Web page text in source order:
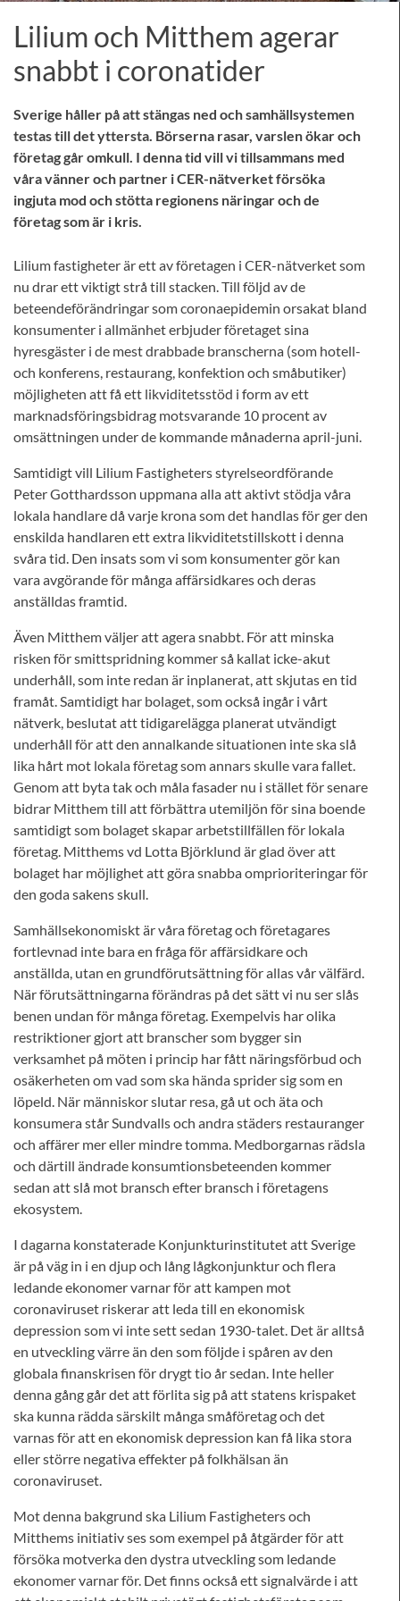
Lilium och Mitthem agerar
snabbt i coronatider
Sverige håller på att stängas ned och samhällsystemen
testas till det yttersta. Börserna rasar, varslen ökar och
företag går omkull. I denna tid vill vi tillsammans med
våra vänner och partner i CER-nätverket försöka
ingjuta mod och stötta regionens näringar och de
företag som är i kris.
Lilium fastigheter är ett av företagen i CER-nätverket som
nu drar ett viktigt strå till stacken. Till följd av de
beteendeförändringar som coronaepidemin orsakat bland
konsumenter i allmänhet erbjuder företaget sina
hyresgäster i de mest drabbade branscherna (som hotell-
och konferens, restaurang, konfektion och småbutiker)
möjligheten att få ett likviditetsstöd i form av ett
marknadsföringsbidrag motsvarande 10 procent av
omsättningen under de kommande månaderna april-juni.
Samtidigt vill Lilium Fastigheters styrelseordförande
Peter Gotthardsson uppmana alla att aktivt stödja våra
lokala handlare då varje krona som det handlas för ger den
enskilda handlaren ett extra likviditetstillskott i denna
svåra tid. Den insats som vi som konsumenter gör kan
vara avgörande för många affärsidkares och deras
anställdas framtid.
Även Mitthem väljer att agera snabbt. För att minska
risken för smittspridning kommer så kallat icke-akut
underhåll, som inte redan är inplanerat, att skjutas en tid
framåt. Samtidigt har bolaget, som också ingår i vårt
nätverk, beslutat att tidigarelägga planerat utvändigt
underhåll för att den annalkande situationen inte ska slå
lika hårt mot lokala företag som annars skulle vara fallet.
Genom att byta tak och måla fasader nu i stället för senare
bidrar Mitthem till att förbättra utemiljön för sina boende
samtidigt som bolaget skapar arbetstillfällen för lokala
företag. Mitthems vd Lotta Björklund är glad över att
bolaget har möjlighet att göra snabba omprioriteringar för
den goda sakens skull.
Samhällsekonomiskt är våra företag och företagares
fortlevnad inte bara en fråga för affärsidkare och
anställda, utan en grundförutsättning för allas vår välfärd.
När förutsättningarna förändras på det sätt vi nu ser slås
benen undan för många företag. Exempelvis har olika
restriktioner gjort att branscher som bygger sin
verksamhet på möten i princip har fått näringsförbud och
osäkerheten om vad som ska hända sprider sig som en
löpeld. När människor slutar resa, gå ut och äta och
konsumera står Sundvalls och andra städers restauranger
och affärer mer eller mindre tomma. Medborgarnas rädsla
och därtill ändrade konsumtionsbeteenden kommer
sedan att slå mot bransch efter bransch i företagens
ekosystem.
I dagarna konstaterade Konjunkturinstitutet att Sverige
är på väg in i en djup och lång lågkonjunktur och flera
ledande ekonomer varnar för att kampen mot
coronaviruset riskerar att leda till en ekonomisk
depression som vi inte sett sedan 1930-talet. Det är alltså
en utveckling värre än den som följde i spåren av den
globala finanskrisen för drygt tio år sedan. Inte heller
denna gång går det att förlita sig på att statens krispaket
ska kunna rädda särskilt många småföretag och det
varnas för att en ekonomisk depression kan få lika stora
eller större negativa effekter på folkhälsan än
coronaviruset.
Mot denna bakgrund ska Lilium Fastigheters och
Mitthems initiativ ses som exempel på åtgärder för att
försöka motverka den dystra utveckling som ledande
ekonomer varnar för. Det finns också ett signalvärde i att